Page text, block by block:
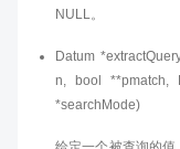
NULL。
Datum
n, bool **pmatch,
*searchMode)